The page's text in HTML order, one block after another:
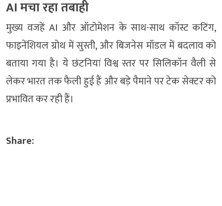
AI मचा रहा तबाही
मुख्य वजहें AI और ऑटोमेशन के साथ-साथ कॉस्ट कटिंग,
फाइनेंशियल ग्रोथ में सुस्ती, और बिजनेस मॉडल में बदलाव को
बताया गया है। ये छंटनियां विश्व स्तर पर सिलिकॉन वैली से
लेकर भारत तक फैली हुई हैं और बड़े पैमाने पर टेक सेक्टर को
प्रभावित कर रही हैं।
Share: